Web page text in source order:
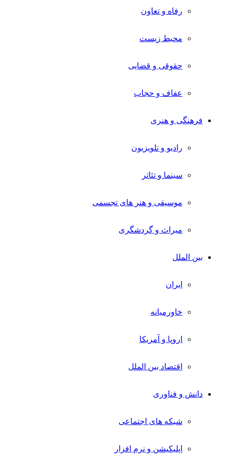
رفاه و تعاون
محیط زیست
حقوقی و قضایی
عفاف و حجاب
فرهنگی و هنری
رادیو و تلویزیون
سینما و تئاتر
موسیقی و هنر های تجسمی
میراث و گردشگری
بین الملل
ایران
خاورمیانه
اروپا و آمریکا
اقتصاد بین الملل
دانش و فناوری
شبکه های اجتماعی
اپلیکیشن و نرم افزار